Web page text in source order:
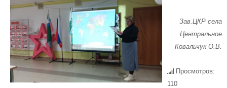
Зав.ЦКР села
Центральное
Ковальчук О.В.
Просмотров:
110